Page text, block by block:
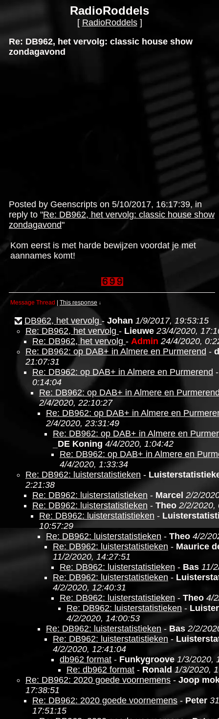
RadioRoddels
[ RadioRoddels]
Re: DB962, het vervolg: classic house show
zondagavond
Posted by Geenscripts on 5/10/2017, 16:17:39, in
reply to "Re: DB962, het vervolg: classic house show
zondagavond"
Kom eerst is met harde bewijzen voordat je met
aannames komt!
Message Thread This response ↓
DB962, het vervolg- Johan 1/9/2017, 19:53:15
Re: DB962, het vervolg - Lieuwe 23/4/2020,
Re: DB962, het vervolg - Admin 24/4/2020,
Re: DB962: op DAB+ in Almere en Purmerend -
21:07:31
Re: DB962: op DAB+ in Almere en Purmerend
0:14:04
Re: DB962: op DAB+ in Almere en
2/4/2020, 22:10:27
Re: DB962: op DAB+ in Almere en
2/4/2020, 23:31:49
Re: DB962: op DAB+ in Almere en
_DE Koning 4/4/2020, 1:04:42
Re: DB962: op DAB+ in Almere en
4/4/2020, 1:33:34
Re: DB962: luisterstatistieken -
2:21:38
Re: DB962: luisterstatistieken - Marcel 2/2/
Re: DB962: luisterstatistieken - Theo 2/2/2020,
Re: DB962: luisterstatistieken -
10:57:29
Re: DB962: luisterstatistieken - Theo 4/2/
Re: DB962: luisterstatistieken - Maurice
11/2/2020, 14:27:51
Re: DB962: luisterstatistieken - Bas 11/
Re: DB962: luisterstatistieken -
4/2/2020, 12:40:31
Re: DB962: luisterstatistieken - Theo 4/
Re: DB962: luisterstatistieken -
4/2/2020, 14:00:53
Re: DB962: luisterstatistieken - Bas 2/2/
Re: DB962: luisterstatistieken -
4/2/2020, 12:41:04
db962 format - Funkygroove 1/3/2020,
Re: db962 format - Ronald 1/3/2020,
Re: DB962: 2020 goede voornemens - Joop
17:38:51
Re: DB962: 2020 goede voornemens - Peter
17:51:15